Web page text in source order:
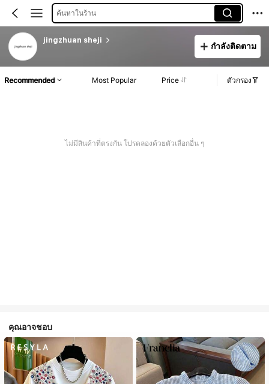
ค้นหาในร้าน
jingzhuan sheji
กำลังติดตาม
Recommended Most Popular Price ตัวกรอง
ไม่มีสินค้าที่ตรงกัน โปรดลองด้วยตัวเลือกอื่น ๆ
คุณอาจชอบ